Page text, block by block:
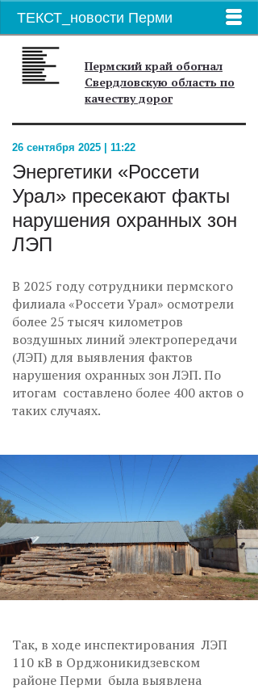
ТЕКСТ_новости Перми
Пермский край обогнал
Свердловскую область по
качеству дорог
26 сентября 2025 | 11:22
Энергетики «Россети
Урал» пресекают факты
нарушения охранных зон
ЛЭП
В 2025 году сотрудники пермского
филиала «Россети Урал» осмотрели
более 25 тысяч километров
воздушных линий электропередачи
(ЛЭП) для выявления фактов
нарушения охранных зон ЛЭП. По
итогам составлено более 400 актов о
таких случаях.
Так, в ходе инспектирования ЛЭП
110 кВ в Орджоникидзевском
районе Перми была выявлена